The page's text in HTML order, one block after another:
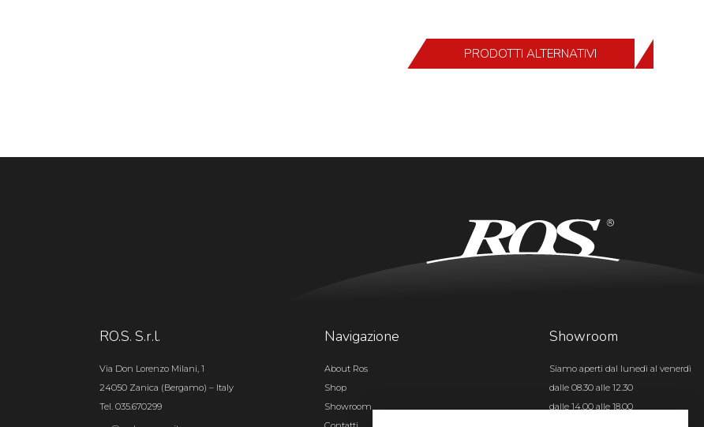
PRODOTTI ALTERNATIVI
RO.S. S.r.l.
Via Don Lorenzo Milani, 1
24050 Zanica (Bergamo) – Italy
Tel. 035.670299
Navigazione
About Ros
Shop
Showroom
Showroom
Siamo aperti dal lunedì al venerdì
dalle 08.30 alle 12.30
dalle 14.00 alle 18.00